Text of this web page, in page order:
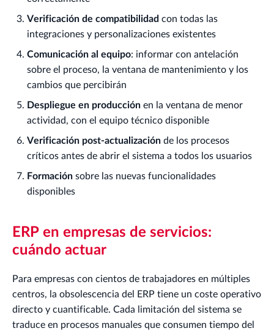
Verificación de compatibilidad con todas las
integraciones y personalizaciones existentes
Comunicación al equipo: informar con antelación
sobre el proceso, la ventana de mantenimiento y los
cambios que percibirán
Despliegue en producción en la ventana de menor
actividad, con el equipo técnico disponible
Verificación post-actualización de los procesos
críticos antes de abrir el sistema a todos los usuarios
Formación sobre las nuevas funcionalidades
disponibles
ERP en empresas de servicios:
cuándo actuar
Para empresas con cientos de trabajadores en múltiples
centros, la obsolescencia del ERP tiene un coste operativo
directo y cuantificable. Cada limitación del sistema se
traduce en procesos manuales que consumen tiempo del